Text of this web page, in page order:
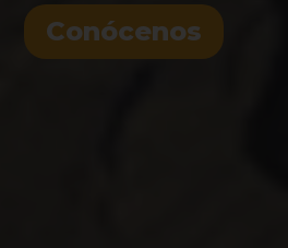
Conócenos